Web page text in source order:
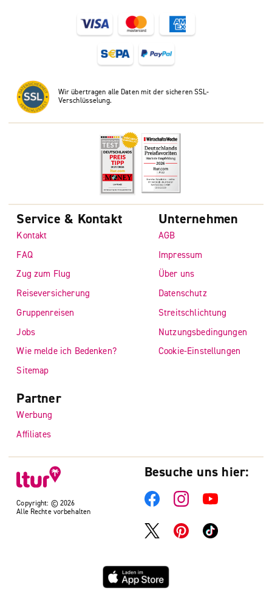
Wir übertragen alle Daten mit der sicheren SSL-
Verschlüsselung.
Copyright: © 2026
Alle Rechte vorbehalten
Service & Kontakt
Kontakt
FAQ
Zug zum Flug
Reiseversicherung
Gruppenreisen
Jobs
Wie melde ich Bedenken?
Sitemap
Unternehmen
AGB
Impressum
Über uns
Datenschutz
Streitschlichtung
Nutzungsbedingungen
Cookie-Einstellungen
Partner
Werbung
Affiliates
Besuche uns hier: